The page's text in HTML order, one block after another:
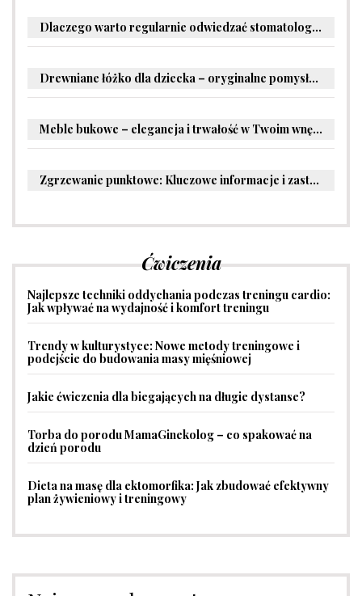
Dlaczego warto regularnie odwiedzać stomatologa?
Drewniane łóżko dla dziecka – oryginalne pomysły na aranżację pokoju malucha
Meble bukowe – elegancja i trwałość w Twoim wnętrzu
Zgrzewanie punktowe: Kluczowe informacje i zastosowania w przemyśle
Ćwiczenia
Najlepsze techniki oddychania podczas treningu cardio:
Jak wpływać na wydajność i komfort treningu
Trendy w kulturystyce: Nowe metody treningowe i
podejście do budowania masy mięśniowej
Jakie ćwiczenia dla biegających na długie dystanse?
Torba do porodu MamaGinekolog – co spakować na
dzień porodu
Dieta na masę dla ektomorfika: Jak zbudować efektywny
plan żywieniowy i treningowy